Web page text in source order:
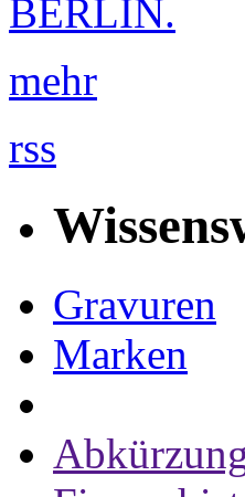
BERLIN.
mehr
rss
Gravuren
Marken